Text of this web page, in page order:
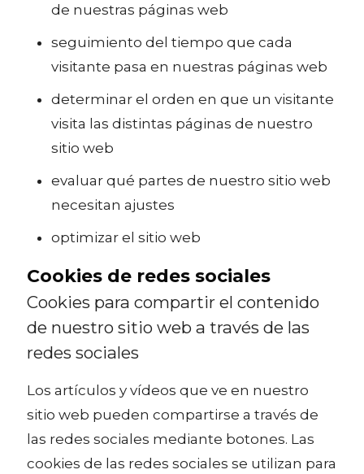
de nuestras páginas web
seguimiento del tiempo que cada
visitante pasa en nuestras páginas web
determinar el orden en que un visitante
visita las distintas páginas de nuestro
sitio web
evaluar qué partes de nuestro sitio web
necesitan ajustes
optimizar el sitio web
Cookies de redes sociales
Cookies para compartir el contenido
de nuestro sitio web a través de las
redes sociales
Los artículos y vídeos que ve en nuestro
sitio web pueden compartirse a través de
las redes sociales mediante botones. Las
cookies de las redes sociales se utilizan para